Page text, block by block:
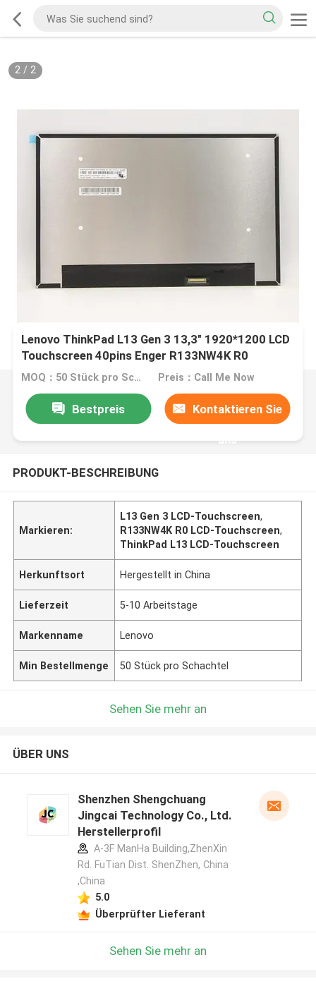
2/ 2
Lenovo ThinkPad L13 Gen 3 13,3" 1920*1200 LCD
Touchscreen 40pins Enger R133NW4K R0
MOQ：50 Stück pro Schachtel Preis：Call Me Now
Bestpreis Kontaktieren Sie
uns
PRODUKT-BESCHREIBUNG
Markieren:
L13 Gen 3 LCD-Touchscreen,
R133NW4K R0 LCD-Touchscreen,
ThinkPad L13 LCD-Touchscreen
Herkunftsort Hergestellt in China
Lieferzeit 5-10 Arbeitstage
Markenname Lenovo
Min Bestellmenge 50 Stück pro Schachtel
Sehen Sie mehr an
ÜBER UNS
Shenzhen Shengchuang
Jingcai Technology Co., Ltd.
Herstellerprofil
A-3F ManHa Building,ZhenXin
Rd. FuTian Dist. ShenZhen, China
,China
5.0
Überprüfter Lieferant
Sehen Sie mehr an